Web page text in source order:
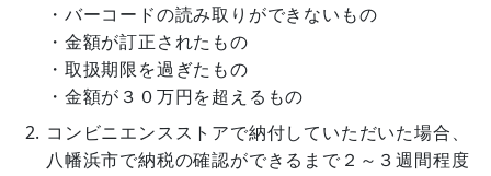
・バーコードの読み取りができないもの
・金額が訂正されたもの
・取扱期限を過ぎたもの
・金額が３０万円を超えるもの
コンビニエンスストアで納付していただいた場合、
八幡浜市で納税の確認ができるまで２～３週間程度